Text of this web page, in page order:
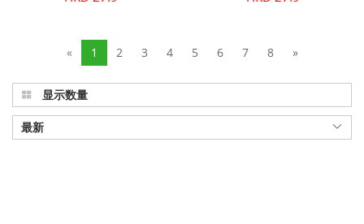
« 1 2 3 4 5 6 7 8 »
显示数量
最新